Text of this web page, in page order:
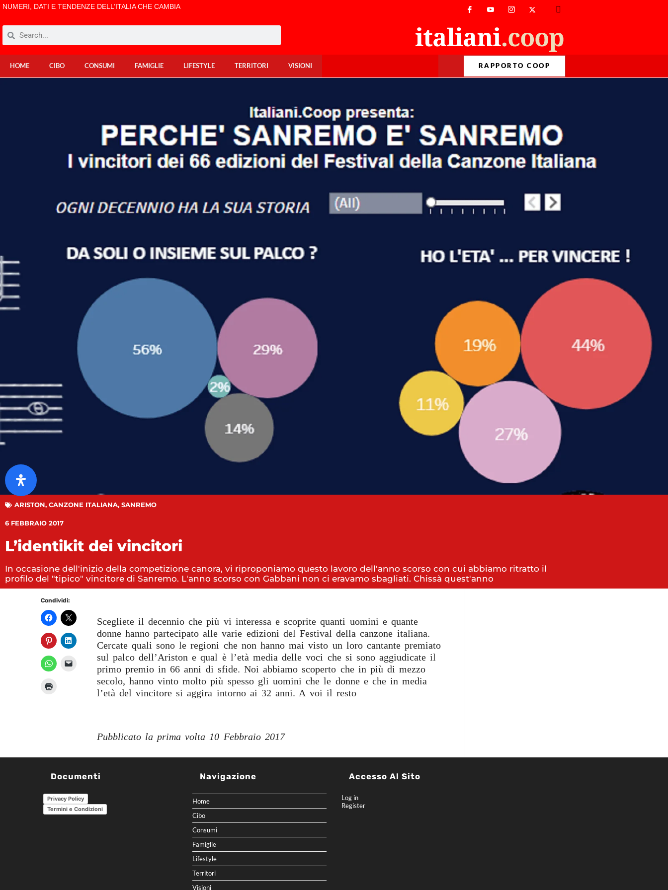
NUMERI, DATI E TENDENZE DELL’ITALIA CHE CAMBIA
HOME CIBO CONSUMI FAMIGLIE LIFESTYLE TERRITORI VISIONI RAPPORTO COOP
> Format > Interactives >
ARISTON, CANZONE ITALIANA, SANREMO
6 FEBBRAIO 2017
L’identikit dei vincitori
In occasione dell'inizio della competizione canora, vi riproponiamo questo lavoro dell'anno scorso con cui abbiamo ritratto il
profilo del "tipico" vincitore di Sanremo. L'anno scorso con Gabbani non ci eravamo sbagliati. Chissà quest'anno
Condividi:
Scegliete il decennio che più vi interessa e scoprite quanti uomini e quante
donne hanno partecipato alle varie edizioni del Festival della canzone italiana.
Cercate quali sono le regioni che non hanno mai visto un loro cantante premiato
sul palco dell’Ariston e qual è l’età media delle voci che si sono aggiudicate il
primo premio in 66 anni di sfide. Noi abbiamo scoperto che in più di mezzo
secolo, hanno vinto molto più spesso gli uomini che le donne e che in media
l’età del vincitore si aggira intorno ai 32 anni. A voi il resto
Pubblicato la prima volta 10 Febbraio 2017
Documenti
Privacy Policy
Termini e Condizioni
Navigazione
Home
Cibo
Consumi
Famiglie
Lifestyle
Territori
Visioni
Accesso Al Sito
Log in
Register